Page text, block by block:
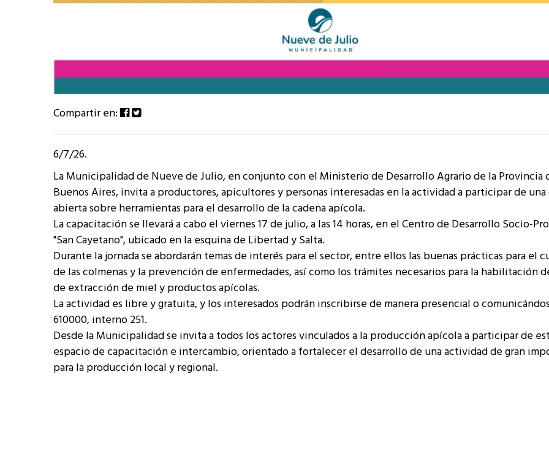
Compartir en:
6/7/26.
La Municipalidad de Nueve de Julio, en conjunto con el Ministerio de Desarrollo Agrario de la Provincia
Buenos Aires, invita a productores, apicultores y personas interesadas en la actividad a participar de una
abierta sobre herramientas para el desarrollo de la cadena apícola.
La capacitación se llevará a cabo el viernes 17 de julio, a las 14 horas, en el Centro de Desarrollo Socio-
"San Cayetano", ubicado en la esquina de Libertad y Salta.
Durante la jornada se abordarán temas de interés para el sector, entre ellos las buenas prácticas para el
de las colmenas y la prevención de enfermedades, así como los trámites necesarios para la habilitación
de extracción de miel y productos apícolas.
La actividad es libre y gratuita, y los interesados podrán inscribirse de manera presencial o
610000, interno 251.
Desde la Municipalidad se invita a todos los actores vinculados a la producción apícola a participar de
espacio de capacitación e intercambio, orientado a fortalecer el desarrollo de una actividad de gran
para la producción local y regional.